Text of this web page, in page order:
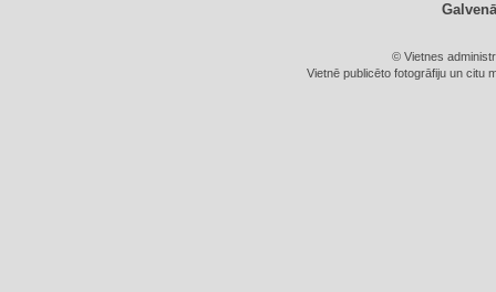
© Vietnes
Vietnē publicēto fotogrāfiju un citu